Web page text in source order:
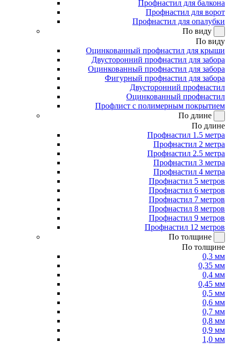
Профнастил для балкона
Профнастил для ворот
Профнастил для опалубки
По виду
По виду
Оцинкованный профнастил для крыши
Двусторонний профнастил для забора
Оцинкованный профнастил для забора
Фигурный профнастил для забора
Двусторонний профнастил
Оцинкованный профнастил
Профлист с полимерным покрытием
По длине
По длине
Профнастил 1.5 метра
Профнастил 2 метра
Профнастил 2.5 метра
Профнастил 3 метра
Профнастил 4 метра
Профнастил 5 метров
Профнастил 6 метров
Профнастил 7 метров
Профнастил 8 метров
Профнастил 9 метров
Профнастил 12 метров
По толщине
По толщине
0,3 мм
0,35 мм
0,4 мм
0,45 мм
0,5 мм
0,6 мм
0,7 мм
0,8 мм
0,9 мм
1,0 мм